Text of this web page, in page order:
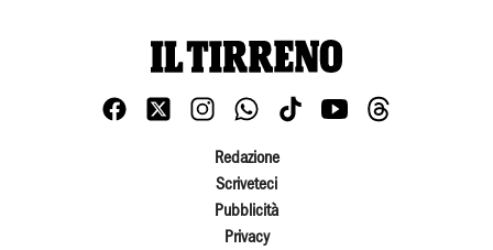
Redazione
Scriveteci
Pubblicità
Privacy